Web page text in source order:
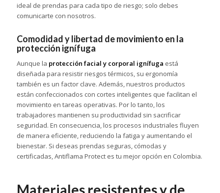
ideal de prendas para cada tipo de riesgo; solo debes
comunicarte con nosotros.
Comodidad y libertad de movimiento en la
protección ignífuga
Aunque la protección facial y corporal ignífuga está
diseñada para resistir riesgos térmicos, su ergonomía
también es un factor clave. Además, nuestros productos
están confeccionados con cortes inteligentes que facilitan el
movimiento en tareas operativas. Por lo tanto, los
trabajadores mantienen su productividad sin sacrificar
seguridad. En consecuencia, los procesos industriales fluyen
de manera eficiente, reduciendo la fatiga y aumentando el
bienestar. Si deseas prendas seguras, cómodas y
certificadas, Antiflama Protect es tu mejor opción en Colombia.
Materiales resistentes y de